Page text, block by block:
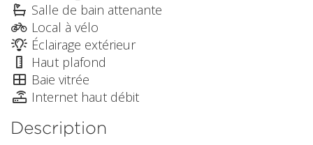
Salle de bain attenante
Local à vélo
Éclairage extérieur
Haut plafond
Baie vitrée
Internet haut débit
Description